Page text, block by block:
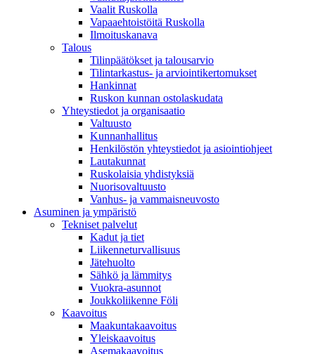
Vaalit Ruskolla
Vapaaehtoistöitä Ruskolla
Ilmoituskanava
Talous
Tilinpäätökset ja talousarvio
Tilintarkastus- ja arviointikertomukset
Hankinnat
Ruskon kunnan ostolaskudata
Yhteystiedot ja organisaatio
Valtuusto
Kunnanhallitus
Henkilöstön yhteystiedot ja asiointiohjeet
Lautakunnat
Ruskolaisia yhdistyksiä
Nuorisovaltuusto
Vanhus- ja vammaisneuvosto
Asuminen ja ympäristö
Tekniset palvelut
Kadut ja tiet
Liikenneturvallisuus
Jätehuolto
Sähkö ja lämmitys
Vuokra-asunnot
Joukkoliikenne Föli
Kaavoitus
Maakuntakaavoitus
Yleiskaavoitus
Asemakaavoitus